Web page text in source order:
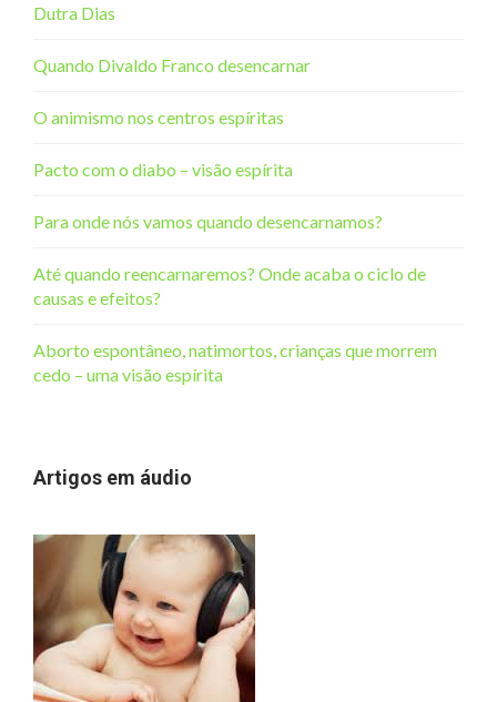
Dutra Dias
Quando Divaldo Franco desencarnar
O animismo nos centros espíritas
Pacto com o diabo – visão espírita
Para onde nós vamos quando desencarnamos?
Até quando reencarnaremos? Onde acaba o ciclo de
causas e efeitos?
Aborto espontâneo, natimortos, crianças que morrem
cedo – uma visão espírita
Artigos em áudio